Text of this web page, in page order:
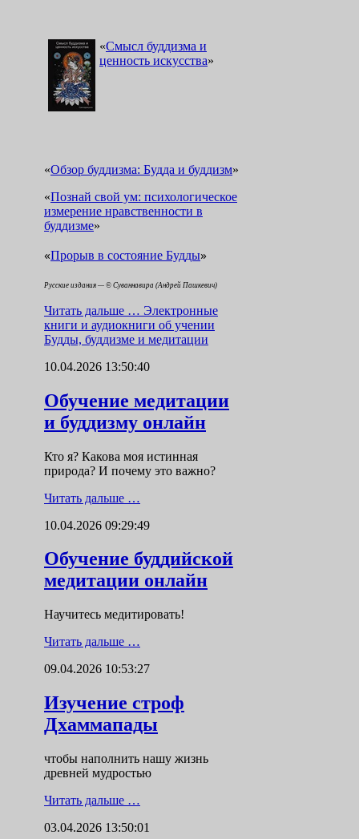
«Смысл буддизма и
ценность искусства»
«Обзор буддизма: Будда и буддизм»
«Познай свой ум: психологическое
измерение нравственности в
буддизме»
«Прорыв в состояние Будды»
Русские издания — © Суваннавира (Андрей Пашкевич)
Читать дальше … Электронные
книги и аудиокниги об учении
Будды, буддизме и медитации
10.04.2026 13:50:40
Обучение медитации
и буддизму онлайн
Кто я? Какова моя истинная
природа? И почему это важно?
Читать дальше …
10.04.2026 09:29:49
Обучение буддийской
медитации онлайн
Научитесь медитировать!
Читать дальше …
09.04.2026 10:53:27
Изучение строф
Дхаммапады
чтобы наполнить нашу жизнь
древней мудростью
Читать дальше …
03.04.2026 13:50:01